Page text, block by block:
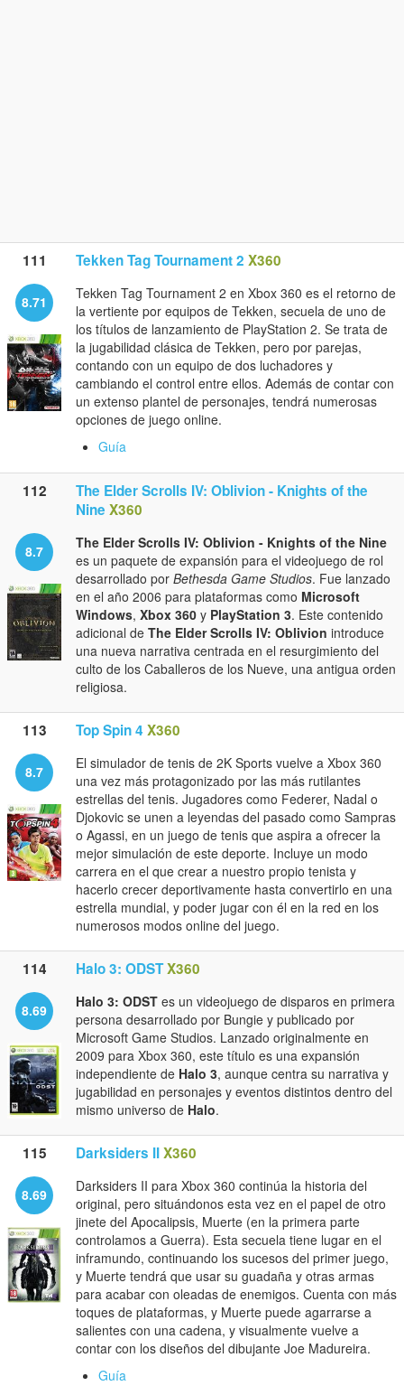
111 Tekken Tag Tournament 2 X360
8.71
Tekken Tag Tournament 2 en Xbox 360 es el retorno de
la vertiente por equipos de Tekken, secuela de uno de
los títulos de lanzamiento de PlayStation 2. Se trata de
la jugabilidad clásica de Tekken, pero por parejas,
contando con un equipo de dos luchadores y
cambiando el control entre ellos. Además de contar con
un extenso plantel de personajes, tendrá numerosas
opciones de juego online.
Guía
112
The Elder Scrolls IV: Oblivion - Knights of the
Nine X360
8.7
The Elder Scrolls IV: Oblivion - Knights of the Nine
es un paquete de expansión para el videojuego de rol
desarrollado por Bethesda Game Studios. Fue lanzado
en el año 2006 para plataformas como Microsoft
Windows, Xbox 360 y PlayStation 3. Este contenido
adicional de The Elder Scrolls IV: Oblivion introduce
una nueva narrativa centrada en el resurgimiento del
culto de los Caballeros de los Nueve, una antigua orden
religiosa.
113 Top Spin 4 X360
8.7
El simulador de tenis de 2K Sports vuelve a Xbox 360
una vez más protagonizado por las más rutilantes
estrellas del tenis. Jugadores como Federer, Nadal o
Djokovic se unen a leyendas del pasado como Sampras
o Agassi, en un juego de tenis que aspira a ofrecer la
mejor simulación de este deporte. Incluye un modo
carrera en el que crear a nuestro propio tenista y
hacerlo crecer deportivamente hasta convertirlo en una
estrella mundial, y poder jugar con él en la red en los
numerosos modos online del juego.
114 Halo 3: ODSTX360
8.69 Halo 3: ODST es un videojuego de disparos en primera
persona desarrollado por Bungie y publicado por
Microsoft Game Studios. Lanzado originalmente en
2009 para Xbox 360, este título es una expansión
independiente de Halo 3, aunque centra su narrativa y
jugabilidad en personajes y eventos distintos dentro del
mismo universo de Halo.
115 Darksiders IIX360
8.69
Darksiders II para Xbox 360 continúa la historia del
original, pero situándonos esta vez en el papel de otro
jinete del Apocalipsis, Muerte (en la primera parte
controlamos a Guerra). Esta secuela tiene lugar en el
inframundo, continuando los sucesos del primer juego,
y Muerte tendrá que usar su guadaña y otras armas
para acabar con oleadas de enemigos. Cuenta con más
toques de plataformas, y Muerte puede agarrarse a
salientes con una cadena, y visualmente vuelve a
contar con los diseños del dibujante Joe Madureira.
Guía